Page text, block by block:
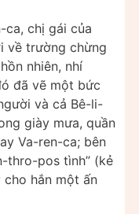
ca, chị gái của
về trường chừng
nhiên, nhí
đã vẽ một bức
và cả Bê-li-
giày mưa, quần
Va-ren-ca; bên
thro-pos tình” (kẻ
cho hắn một ấn